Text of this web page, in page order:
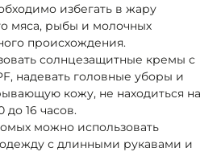
избегать в жару
мяса, рыбы и молочных
происхождения.
солнцезащитные кремы с
надевать головные уборы и
кожу, не находиться на
до 16 часов.
можно использовать
с длинными рукавами и